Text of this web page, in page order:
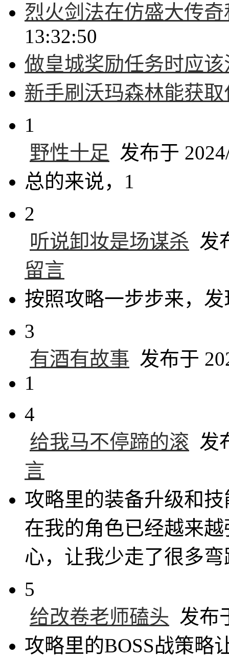
烈火剑法在仿盛大传
13:32:50
做皇城奖励任务时应
新手刷沃玛森林能获取
1
野性十足
发布于
总的来说，1
2
听说卸妆是场谋杀 发
留言
按照攻略一步步来，发
3
有酒有故事 发布于
1
4
给我马不停蹄的滚 发
言
攻略里的装备升级和
在我的角色已经越来
心，让我少走了很多弯
5
给改卷老师磕头 发布
攻略里的BOSS战策略